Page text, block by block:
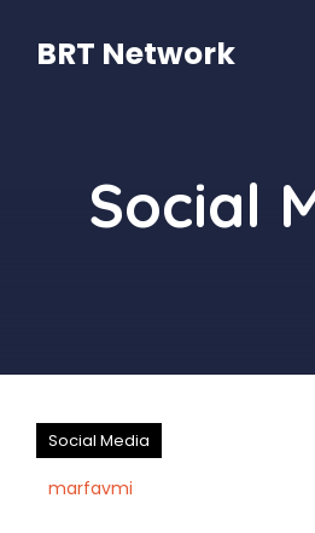
BRT Network
Social
Social Media
marfavmi